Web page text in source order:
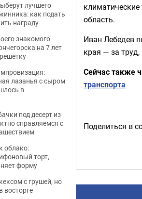
область.
Иван Лебедев
края — за
Сейчас также
транспорта
Поделиться в
лучшего
как подать
награду
знакомого
на 7 лет
лазанья с сыром
в
под десерт из
справляемся с
облако:
торт,
форму
с грушей, но
восторге